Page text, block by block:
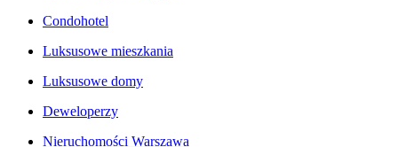
Condohotel
Luksusowe mieszkania
Luksusowe domy
Deweloperzy
Nieruchomości Warszawa